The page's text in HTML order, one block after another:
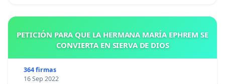
PETICIÓN PARA QUE LA HERMANA MARÍA EPHREM SE
CONVIERTA EN SIERVA DE DIOS
364 firmas
16 Sep 2022